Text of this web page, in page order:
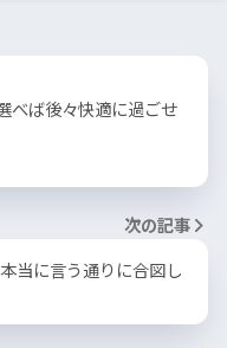
べば後々快適に過ごせ
次の記事
当に言う通りに合図し